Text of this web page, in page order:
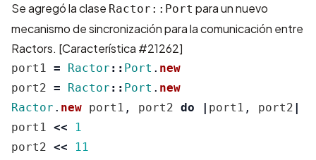
Se agregó la clase Ractor::Port para un nuevo
mecanismo de sincronización para la comunicación entre
Ractors. [Característica #21262]
port1 = Ractor :: Port . new
port2 = Ractor :: Port . new
Ractor . new port1 , port2 do | port1 , port2 |
port1 <<
1
port2 <<
11